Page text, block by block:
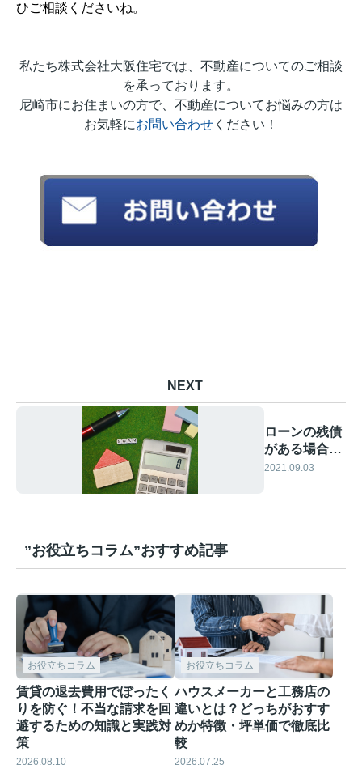
ひご相談くださいね。
私たち株式会社大阪住宅では、不動産についてのご相談
を承っております。
尼崎市にお住まいの方で、不動産についてお悩みの方は
お気軽にお問い合わせ ください！
NEXT
ローンの残債
がある場合で
も売却は可
2021.09.03
”お役立ちコラム”おすすめ記事
お役立ちコラム
賃貸の退去費用でぼったく
りを防ぐ！不当な請求を回
避するための知識と実践対
策
2026.08.10
お役立ちコラム
ハウスメーカーと工務店の
違いとは？どっちがおすす
めか特徴・坪単価で徹底比
較
2026.07.25